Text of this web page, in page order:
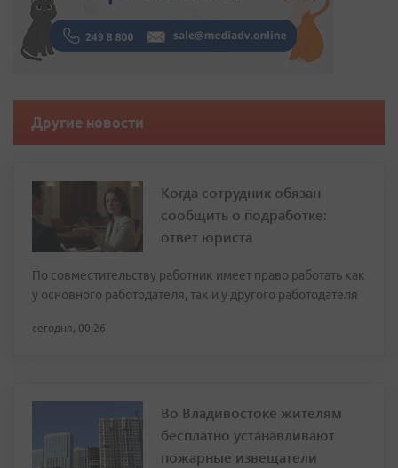
Другие новости
Когда сотрудник обязан
сообщить о подработке:
ответ юриста
По совместительству работник имеет право работать как
у основного работодателя, так и у другого работодателя
сегодня, 00:26
Во Владивостоке жителям
бесплатно устанавливают
пожарные извещатели